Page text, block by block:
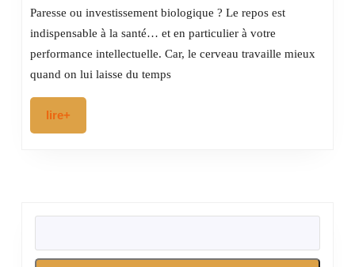
et
paradoxe
du
repos
actif
Paresse ou investissement biologique ? Le repos est
indispensable à la santé… et en particulier à votre
performance intellectuelle. Car, le cerveau travaille mieux
quand on lui laisse du temps
lire+